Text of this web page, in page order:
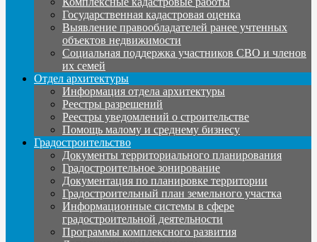
Государственная кадастровая оценка
Выявление правообладателей ранее учтенных
объектов недвижимости
Социальная поддержка участников СВО и членов
их семей
Отдел архитектуры
Информация отдела архитектуры
Реестры разрешений
Реестры уведомлений о строительстве
Помощь малому и среднему бизнесу
Градостроительство
Документы территориального планирования
Градостроительное зонирование
Документация по планировке территории
Градостроительный план земельного участка
Информационные системы в сфере
градостроительной деятельности
Программы комплексного развития